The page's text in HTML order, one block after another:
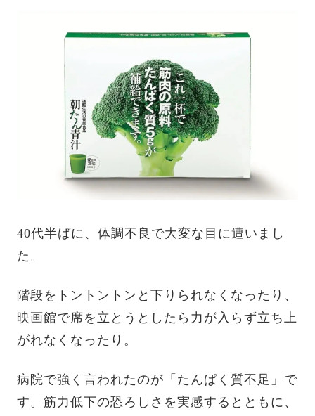
40代半ばに、体調不良で大変な目に遭いまし
た。
階段をトントントンと下りられなくなったり、
映画館で席を立とうとしたら力が入らず立ち上
がれなくなったり。
病院で強く言われたのが「たんぱく質不足」で
す。筋力低下の恐ろしさを実感するとともに、